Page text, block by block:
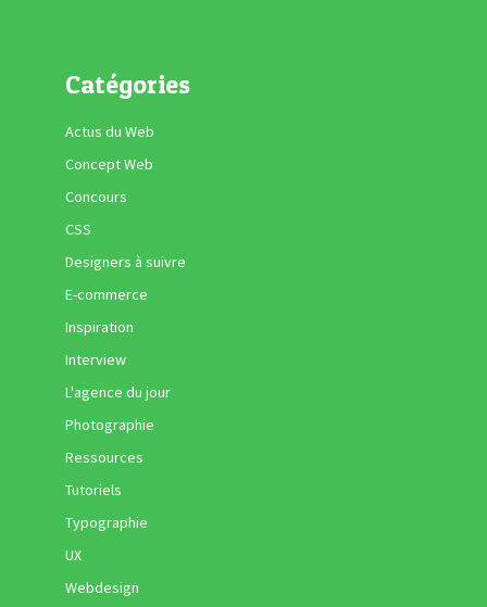
Catégories
Actus du Web
Concept Web
Concours
CSS
Designers à suivre
E-commerce
Inspiration
Interview
L'agence du jour
Photographie
Ressources
Tutoriels
Typographie
UX
Webdesign